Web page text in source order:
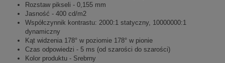
Rozstaw pikseli - 0,155 mm
Jasność - 400 cd/m2
Współczynnik kontrastu: 2000:1 statyczny, 10000000:1
dynamiczny
Kąt widzenia 178° w poziomie 178° w pionie
Czas odpowiedzi - 5 ms (od szarości do szarości)
Kolor produktu - Srebrny